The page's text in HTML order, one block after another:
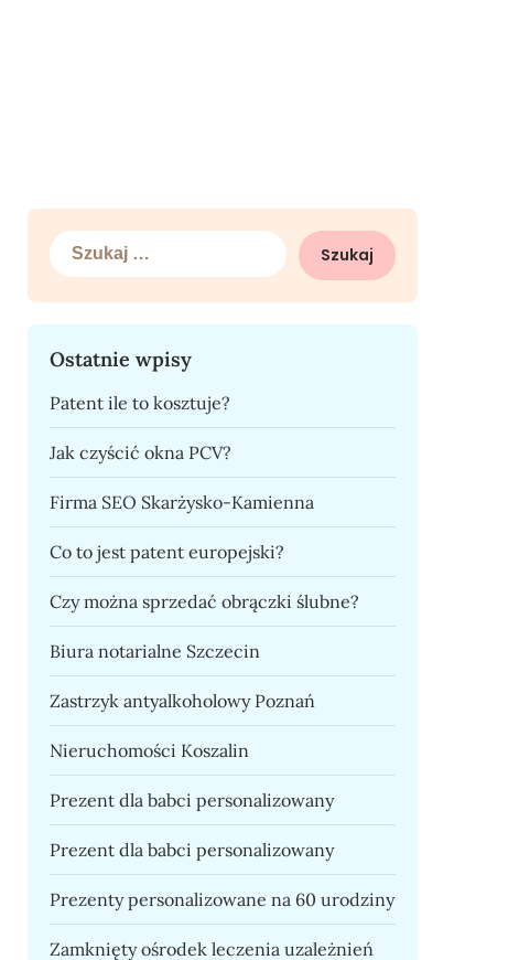
Szukaj:
Ostatnie wpisy
Patent ile to kosztuje?
Jak czyścić okna PCV?
Firma SEO Skarżysko-Kamienna
Co to jest patent europejski?
Czy można sprzedać obrączki ślubne?
Biura notarialne Szczecin
Zastrzyk antyalkoholowy Poznań
Nieruchomości Koszalin
Prezent dla babci personalizowany
Prezent dla babci personalizowany
Prezenty personalizowane na 60 urodziny
Zamknięty ośrodek leczenia uzależnień